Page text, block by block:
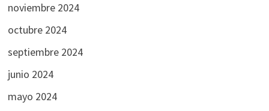
noviembre 2024
octubre 2024
septiembre 2024
junio 2024
mayo 2024